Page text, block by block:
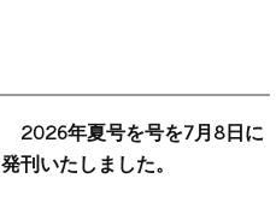
2026年夏号を号を7月8日に
発刊いたしました。